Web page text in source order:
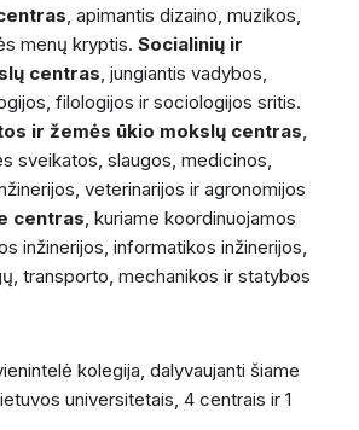
, apimantis dizaino, muzikos,
menų kryptis. Socialinių ir
centras, jungiantis vadybos,
filologijos ir sociologijos sritis.
ir žemės ūkio mokslų centras,
sveikatos, slaugos, medicinos,
veterinarijos ir agronomijos
centras, kuriame koordinuojamos
inžinerijos, informatikos inžinerijos,
transporto, mechanikos ir statybos
kolegija, dalyvaujanti šiame
universitetais, 4 centrais ir 1